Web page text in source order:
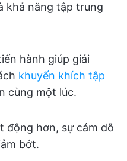
khả năng tập trung
hành giúp giải
khuyến khích tập
cùng một lúc.
động hơn, sự cám dỗ
bớt.